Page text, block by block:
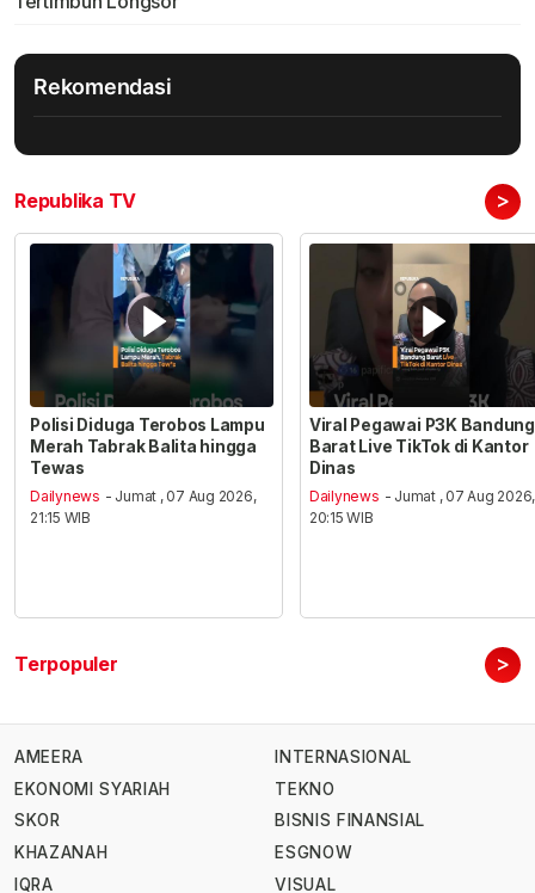
Rekomendasi
Republika TV >
Polisi Diduga Terobos Lampu
Merah Tabrak Balita hingga
Tewas
Dailynews - Jumat , 07 Aug 2026,
21:15 WIB
Viral Pegawai P3K Bandung
Barat Live TikTok di Kantor
Dinas
Dailynews - Jumat , 07 Aug 2026,
20:15 WIB
Terpopuler >
AMEERA
EKONOMI SYARIAH
SKOR
KHAZANAH
IQRA
INTERNASIONAL
TEKNO
BISNIS FINANSIAL
ESGNOW
VISUAL